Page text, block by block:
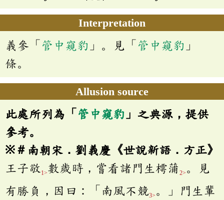
Interpretation
義參「 管中窺豹 」。見「 管中窺豹 」
條。
Allusion source
此處所列為「 管中窺豹 」之典源，提供
參考。
※＃南朝宋．劉義慶《世說新語．方正》
王子敬 1>數歲時，嘗看諸門生樗蒲 2> 。見
有勝負，因曰：「南風不競3> 。」門生輩